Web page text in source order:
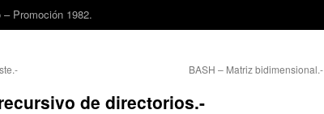
Promoción 1982.
BASH – Matriz bidimensional.-
de directorios.-